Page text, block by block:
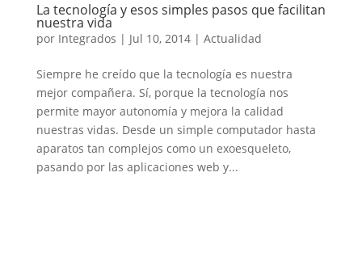
La tecnología y esos simples pasos que facilitan
nuestra vida
por Integrados | Jul 10, 2014| Actualidad
Siempre he creído que la tecnología es nuestra
mejor compañera. Sí, porque la tecnología nos
permite mayor autonomía y mejora la calidad
nuestras vidas. Desde un simple computador hasta
aparatos tan complejos como un exoesqueleto,
pasando por las aplicaciones web y...